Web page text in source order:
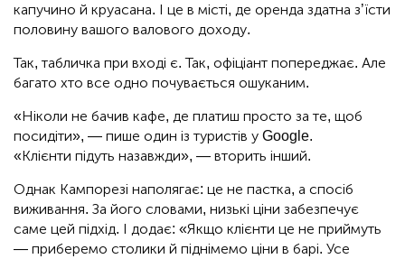
капучино й круасана. І це в місті, де оренда здатна з’їсти
половину вашого валового доходу.
Так, табличка при вході є. Так, офіціант попереджає. Але
багато хто все одно почувається ошуканим.
«Ніколи не бачив кафе, де платиш просто за те, щоб
посидіти», — пише один із туристів у Google.
«Клієнти підуть назавжди», — вторить інший.
Однак Кампорезі наполягає: це не пастка, а спосіб
виживання. За його словами, низькі ціни забезпечує
саме цей підхід. І додає: «Якщо клієнти це не приймуть
— приберемо столики й піднімемо ціни в барі. Усе